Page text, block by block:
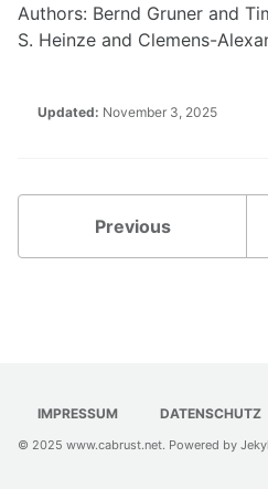
Authors: Bernd Gruner and
S. Heinze and Clemens-
Updated: November 3, 2025
Previous
IMPRESSUM DATENSCHUTZ
© 2025 www.cabrust.net. Powered by